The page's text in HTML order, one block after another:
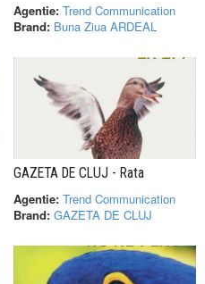
Agentie: Trend Communication
Brand: Buna Ziua ARDEAL
GAZETA DE CLUJ - Rata
Agentie: Trend Communication
Brand: GAZETA DE CLUJ